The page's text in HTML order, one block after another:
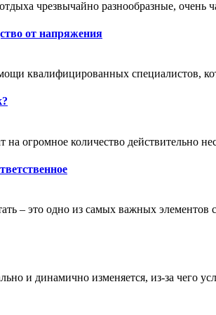
чрезвычайно разнообразные,
от напряжения
квалифицированных специалистов,
огромное количество действительно
– это одно из самых важных
и динамично изменяется, из-за чего